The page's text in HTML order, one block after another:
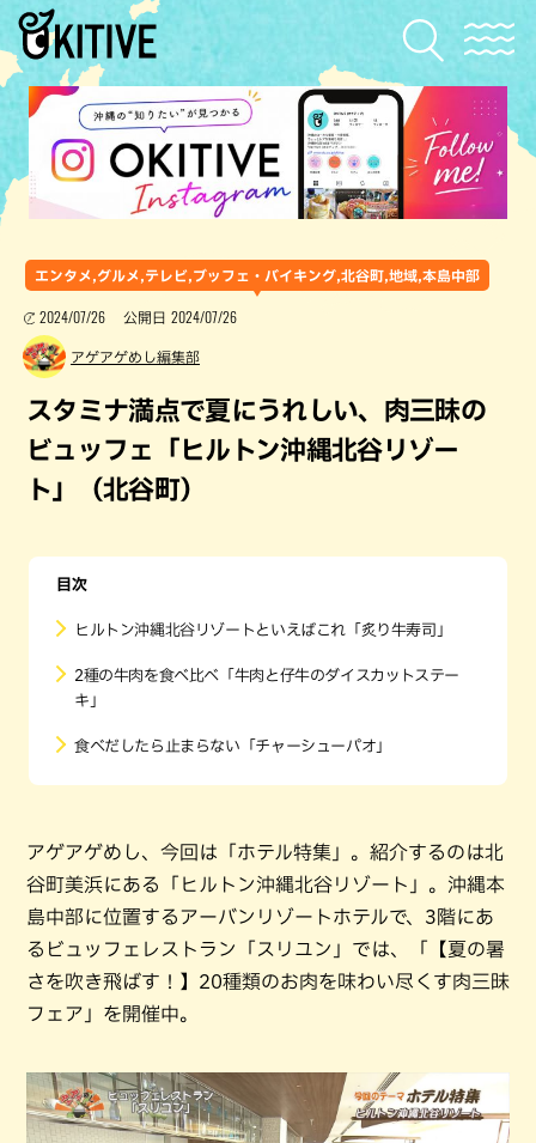
エンタメ,グルメ,テレビ,ブッフェ・バイキング,北谷町,地域,本島中部
2024/07/26 公開日 2024/07/26
アゲアゲめし編集部
スタミナ満点で夏にうれしい、肉三昧の
ビュッフェ「ヒルトン沖縄北谷リゾー
ト」（北谷町）
目次
ヒルトン沖縄北谷リゾートといえばこれ「炙り牛寿司」
2種の牛肉を食べ比べ「牛肉と仔牛のダイスカットステー
キ」
食べだしたら止まらない「チャーシューパオ」
アゲアゲめし、今回は「ホテル特集」。紹介するのは北
谷町美浜にある「ヒルトン沖縄北谷リゾート」。沖縄本
島中部に位置するアーバンリゾートホテルで、3階にあ
るビュッフェレストラン「スリユン」では、「【夏の暑
さを吹き飛ばす！】20種類のお肉を味わい尽くす肉三昧
フェア」を開催中。